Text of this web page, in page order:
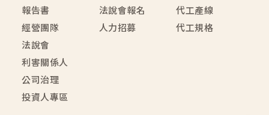
報告書
經營團隊
法說會
利害關係人
公司治理
投資人專區
法說會報名
人力招募
代工產線
代工規格